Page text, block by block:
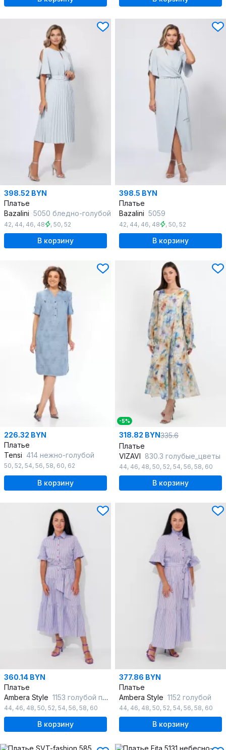
398.52 BYN
Платье
Bazalini 5050 бледно-голубой
42, 44, 46, 48 , 50, 52
В корзину
398.5 BYN
Платье
Bazalini 5059
42, 44, 46, 48 , 50, 52
В корзину
226.32 BYN
Платье
Tensi 414 нежно-голубой
50, 52, 54, 56, 58, 60, 62
В корзину
-5%
318.82 BYN335.6
Платье
VIZAVI 830.3 голубые_цветы
44, 46, 48, 50, 52, 54, 56, 58, 60
В корзину
360.14 BYN
Платье
Ambera Style 1153 голубой полоска
44, 46, 48, 50, 52, 54, 56, 58, 60
В корзину
377.86 BYN
Платье
Ambera Style 1152 голубой
44, 46, 48, 50, 52, 54, 56, 58, 60
В корзину